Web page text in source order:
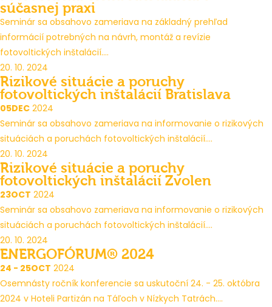
súčasnej praxi
Seminár sa obsahovo zameriava na základný prehľad
informácií potrebných na návrh, montáž a revízie
fotovoltických inštalácií....
20. 10. 2024
Rizikové situácie a poruchy
fotovoltických inštalácií Bratislava
05DEC 2024
Seminár sa obsahovo zameriava na informovanie o rizikových
situáciách a poruchách fotovoltických inštalácií....
20. 10. 2024
Rizikové situácie a poruchy
fotovoltických inštalácií Zvolen
23OCT 2024
Seminár sa obsahovo zameriava na informovanie o rizikových
situáciách a poruchách fotovoltických inštalácií....
20. 10. 2024
ENERGOFÓRUM® 2024
24 - 25OCT 2024
Osemnásty ročník konferencie sa uskutoční 24. - 25. októbra
2024 v Hoteli Partizán na Táľoch v Nízkych Tatrách....